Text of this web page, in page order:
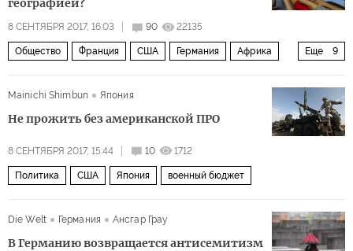
географией?
8 СЕНТЯБРЯ 2017, 16:03 90 22135
Еще 9
Общество Франция США Германия Африка
Mainichi Shimbun Япония
Не прожить без американской ПРО
8 СЕНТЯБРЯ 2017, 15:44 10 1712
Политика США Япония военный бюджет
Die Welt Германия Ансгар Грау
В Германию возвращается антисемитизм